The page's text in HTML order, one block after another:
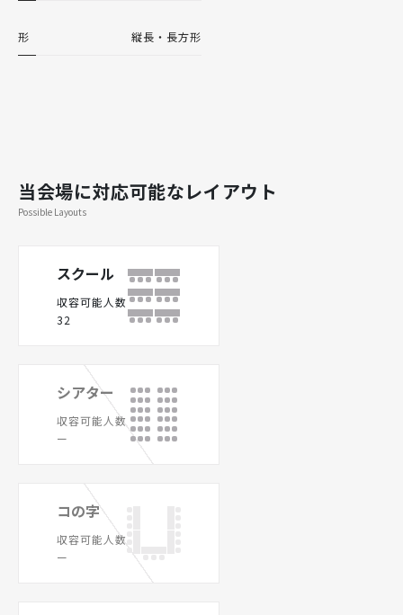
形 縦長・長方形
当会場に対応可能なレイアウト
Possible Layouts
スクール
収容可能人数
32
シアター
収容可能人数
ー
コの字
収容可能人数
ー